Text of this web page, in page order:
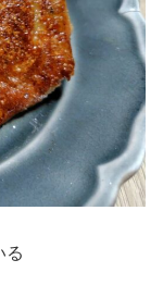
る